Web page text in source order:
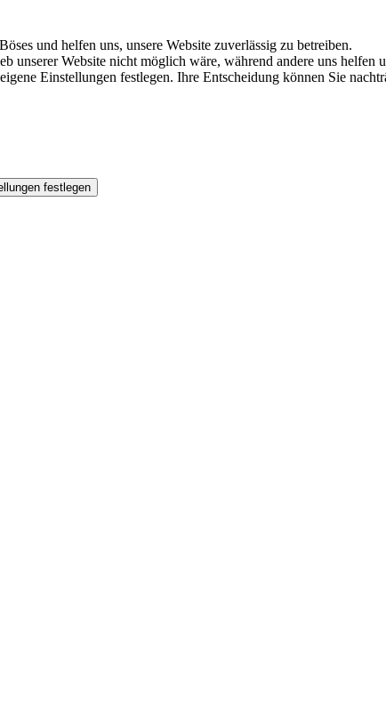
und helfen uns, unsere Website zuverlässig zu betreiben.
unserer Website nicht möglich wäre, während andere uns helfen
Einstellungen festlegen. Ihre Entscheidung können Sie
festlegen